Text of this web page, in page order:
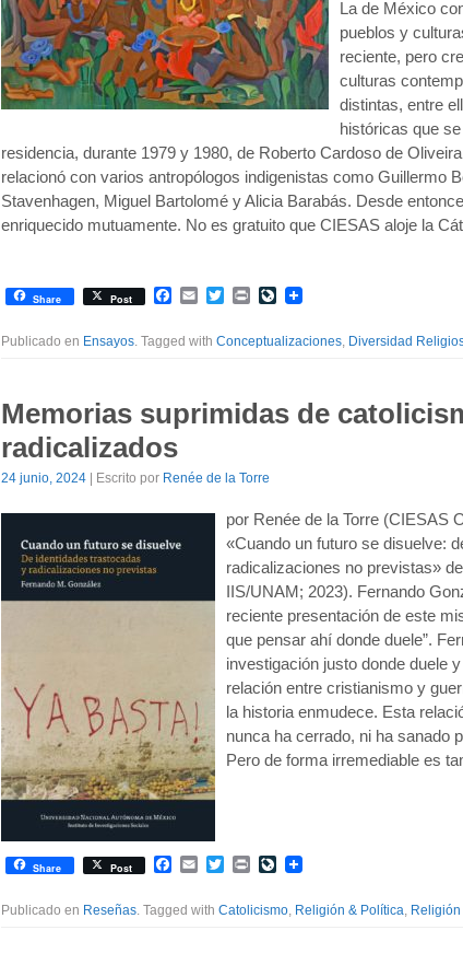
La de México
pueblos y
reciente, pero
culturas
distintas, entre
históricas que
residencia, durante 1979 y 1980, de Roberto Cardoso de
relacionó con varios antropólogos indigenistas como Guillermo
Stavenhagen, Miguel Bartolomé y Alicia Barabás. Desde
enriquecido mutuamente. No es gratuito que CIESAS aloje la
Share Post Facebook
EmailTwitterPrintLiveJournal
Publicado en Ensayos. Tagged with Conceptualizaciones, Diversidad
Memorias suprimidas de
radicalizados
24 junio, 2024 | Escrito por Renée de la Torre
por Renée de la Torre (CIESAS
«Cuando un futuro se disuelve:
radicalizaciones no previstas»
IIS/UNAM; 2023). Fernando
reciente presentación de este
que pensar ahí donde duele”.
investigación justo donde duele
relación entre cristianismo y
la historia enmudece. Esta
nunca ha cerrado, ni ha sanado
Pero de forma irremediable es
Share Post Facebook
EmailTwitterPrintLiveJournal
Publicado en Reseñas. Tagged with Catolicismo, Religión & Política,